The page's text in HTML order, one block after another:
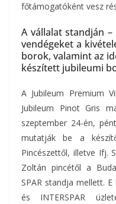
főtámogatóként vesz
A vállalat standján
vendégeket a
borok, valamint az
készített jubileumi
A Jubileum Premium
Jubileum Pinot Gris
szeptember 24-én,
mutatják be a
Pincészettől, illetve Ifj.
Zoltán pincétől a
SPAR standja mellett.
és INTERSPAR